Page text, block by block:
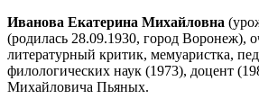
Иванова Екатерина Михайловна
(родилась 28.09.1930, город Воронеж),
литературный критик, мемуаристка,
филологических наук (1973), доцент
Михайловича Пьяных.